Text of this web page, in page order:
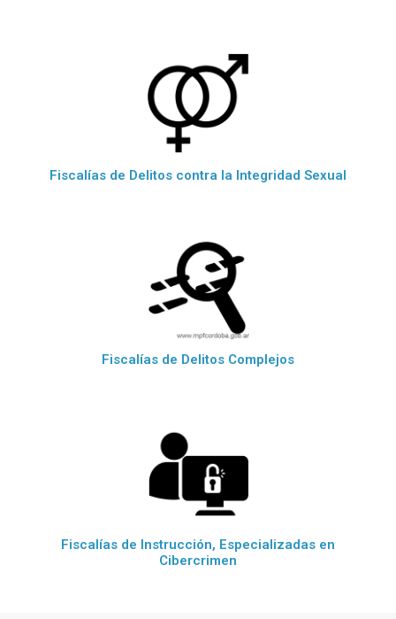
Fiscalías de Delitos contra la Integridad Sexual
Fiscalías de Delitos Complejos
Fiscalías de Instrucción, Especializadas en
Cibercrimen